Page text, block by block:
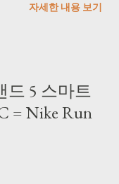
인했다. (사실 개인 사
2011/02/autoclick-
릭하도록 사용했다.
자세한 내용 보기
드 5 스마트
= Nike Run